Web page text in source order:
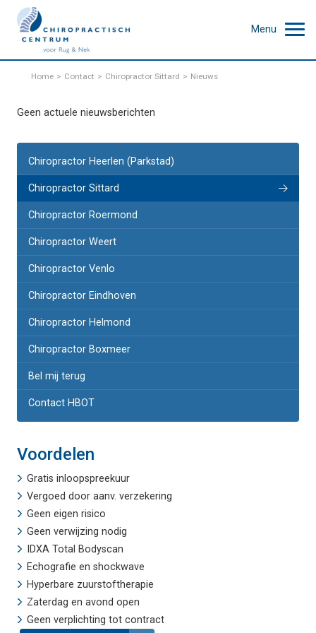
Menu
Home Contact Chiropractor Sittard Nieuws
Chiropractor Heerlen (Parkstad)
Chiropractor Sittard
Chiropractor Roermond
Chiropractor Weert
Chiropractor Venlo
Chiropractor Eindhoven
Chiropractor Helmond
Chiropractor Boxmeer
Bel mij terug
Contact HBOT
Voordelen
Gratis inloopspreekuur
Vergoed door aanv. verzekering
Geen eigen risico
Geen verwijzing nodig
IDXA Total Bodyscan
Echografie enshockwave
Hyperbare zuurstoftherapie
Zaterdag en avond open
Geen verplichting tot contract
Geen actuele nieuwsberichten